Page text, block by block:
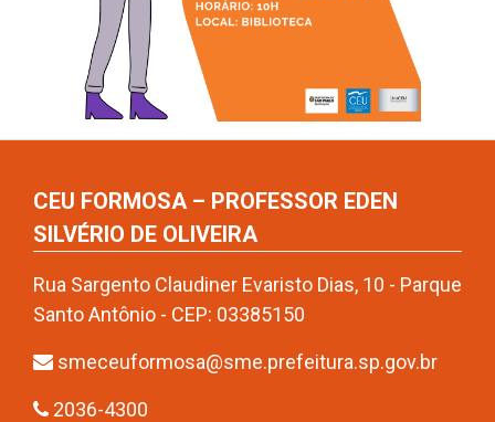
CEU FORMOSA – PROFESSOR EDEN
SILVÉRIO DE OLIVEIRA
Rua Sargento Claudiner Evaristo Dias, 10 - Parque
Santo Antônio - CEP: 03385150
smeceuformosa@sme.prefeitura.sp.gov.br
2036-4300